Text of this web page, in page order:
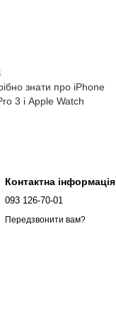
знати про iPhone
3 і Apple Watch
Контактна інформація
093 126-70-01
Передзвонити вам?